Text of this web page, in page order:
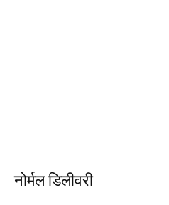
नोर्मल डिलीवरी